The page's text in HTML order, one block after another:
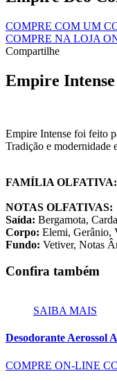
COMPRE COM UM
COMPRE NA LOJA
Compartilhe
Empire
Empire Intense foi feito
Tradição e modernidade
FAMÍLIA OLFATIVA:
NOTAS OLFATIVAS:
Saída: Bergamota,
Corpo: Elemi, Gerânio,
Fundo: Vetiver, Notas
Confira também
SAIBA MAIS
Desodorante Aerossol
COMPRE ON-LINE